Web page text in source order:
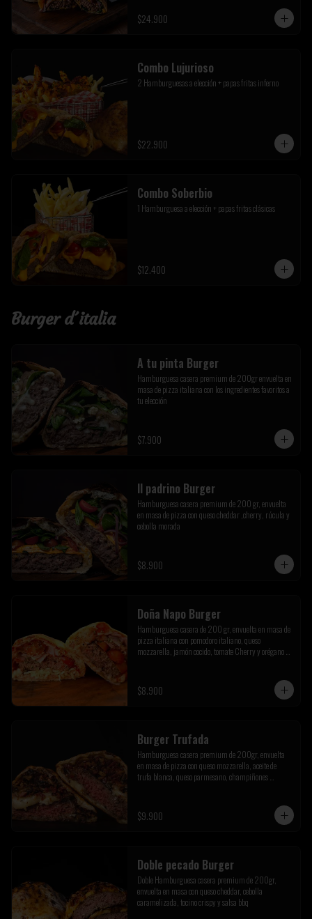
$24.900
Combo Lujurioso
2 Hamburguesas a elección + papas fritas inferno
$22.900
Combo Soberbio
1 Hamburguesa a elección + papas fritas clásicas
$12.400
Burger d´italia
A tu pinta Burger
Hamburguesa casera premium de 200gr envuelta en
masa de pizza italiana con los ingredientes favoritos a
tu elección
$7.900
Il padrino Burger
Hamburguesa casera premium de 200 gr, envuelta
en masa de pizza con queso cheddar ,cherry, rúcula y
cebolla morada
$8.900
Doña Napo Burger
Hamburguesa casera de 200 gr, envuelta en masa de
pizza italiana con pomodoro italiano, queso
mozzarella, jamón cocido, tomate Cherry y orégano de
$8.900
Burger Trufada
Hamburguesa casera premium de 200gr, envuelta
en masa de pizza con queso mozzarella, aceite de
trufa blanca, queso parmesano, champiñones
$9.900
Doble pecado Burger
Doble Hamburguesa casera premium de 200gr,
envuelta en masa con queso cheddar, cebolla
caramelizada, tocino crispy y salsa bbq